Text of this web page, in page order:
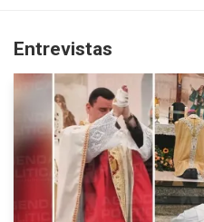
Entrevistas